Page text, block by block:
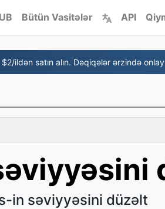
Bütün Vasitələr API
ildən satın alın. Dəqiqələr ərzində
in səviyyəsini düzəlt